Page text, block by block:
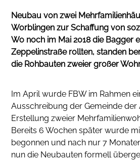
Neubau von zwei
Worblingen zur Schaffung von
Wo noch im Mai 2018 die Bagger
Zeppelinstraße rollten, standen
die Rohbauten zweier großer
Im April wurde FBW im Rahmen
Ausschreibung der Gemeinde
Erstellung zweier
Bereits 6 Wochen später wurde
begonnen und nach nur 7
nun die Neubauten formell